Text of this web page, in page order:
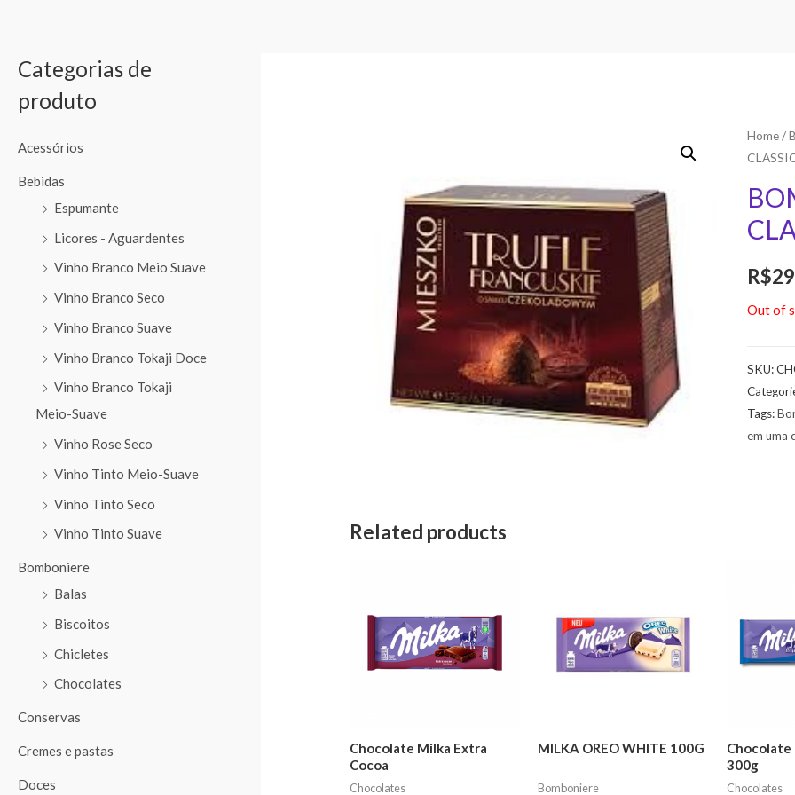
Categorias de
produto
Acessórios
Bebidas
Espumante
Licores - Aguardentes
Vinho Branco Meio Suave
Vinho Branco Seco
Vinho Branco Suave
Vinho Branco Tokaji Doce
Vinho Branco Tokaji
Meio-Suave
Vinho Rose Seco
Vinho Tinto Meio-Suave
Vinho Tinto Seco
Vinho Tinto Suave
Bomboniere
Balas
Biscoitos
Chicletes
Chocolates
Conservas
Cremes e pastas
Doces
Home/
R$
Out of
SKU:
Tags:
em uma
Related products
Chocolate Milka Extra
Cocoa
Chocolates
MILKA OREO WHITE 100G
Bomboniere
Chocolate
300g
Chocolates